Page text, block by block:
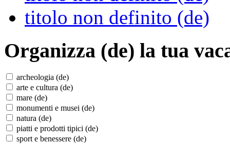
titolo non definito (de)
Organizza (de) la tua
archeologia (de)
arte e cultura (de)
mare (de)
monumenti e musei (de)
natura (de)
piatti e prodotti tipici (de)
sport e benessere (de)